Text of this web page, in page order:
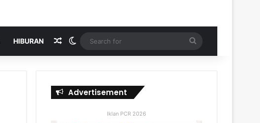
HIBURAN Random Article
Switch skin
for
Advertisement
Iklan PCR 2026